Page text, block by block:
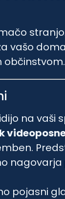
vašo
občinstvom.
na vaši
pojasni